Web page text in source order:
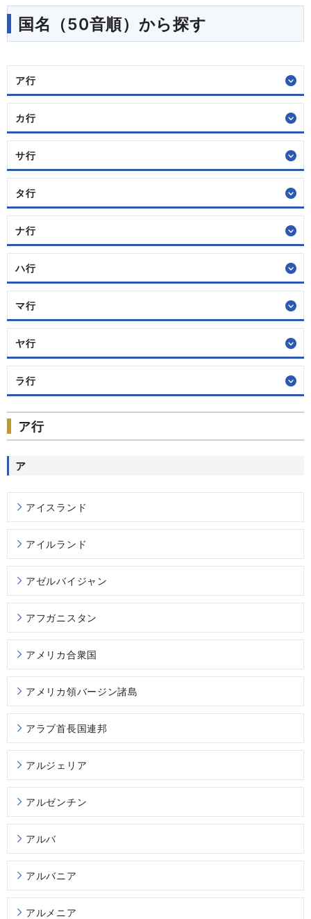
国名（50音順）から探す
ア行
カ行
サ行
タ行
ナ行
ハ行
マ行
ヤ行
ラ行
ア行
ア
アイスランド
アイルランド
アゼルバイジャン
アフガニスタン
アメリカ合衆国
アメリカ領バージン諸島
アラブ首長国連邦
アルジェリア
アルゼンチン
アルバ
アルバニア
アルメニア